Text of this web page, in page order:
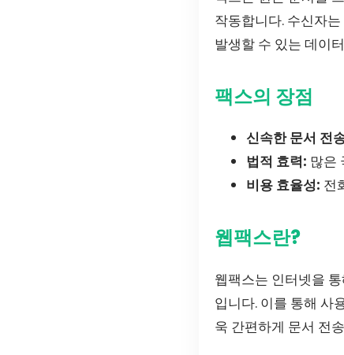
작동합니다. 수신자
발생할 수 있는 데이
팩스의 장점
신속한 문서 전
법적 효력: 많은
비용 효율성: 전
웹팩스란?
웹팩스는 인터넷을
입니다. 이를 통해 사
욱 간편하게 문서 전